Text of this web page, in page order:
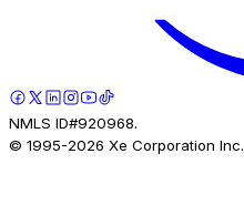
NMLS ID#920968.
© 1995-2026 Xe Corporation Inc.